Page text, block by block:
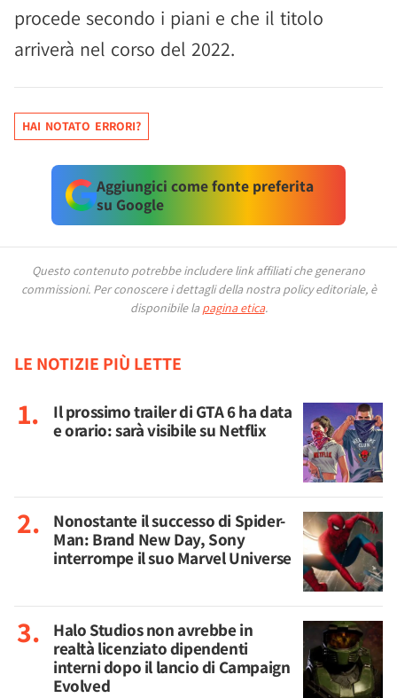
procede secondo i piani e che il titolo
arriverà nel corso del 2022.
HAI NOTATO ERRORI?
Aggiungici come fonte preferita
su Google
Questo contenuto potrebbe includere link affiliati che generano
commissioni. Per conoscere i dettagli della nostra policy editoriale, è
disponibile la pagina etica.
LE NOTIZIE PIÙ LETTE
Il prossimo trailer di GTA 6 ha data
e orario: sarà visibile su Netflix
Nonostante il successo di Spider-
Man: Brand New Day, Sony
interrompe il suo Marvel Universe
Halo Studios non avrebbe in
realtà licenziato dipendenti
interni dopo il lancio di Campaign
Evolved